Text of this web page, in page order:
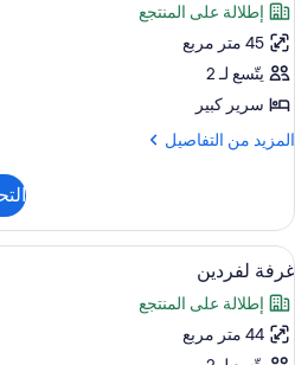
(Lake
Wakatipu
Suite)
صور
غرفة
-
سرير
كبير
لذوي
الاحتياجات
الخاصة
إطلالة على المنتجع
45 متر مربع
يتّسع لـ 2
سرير كبير
المزيد من التفاصيل
المزيد
غرفة
سرير
كبير
-
تجهيزات
لذوي
استعراض
جميع
صور
غرفة
4
غرفة لفردين
إطلالة على المنتجع
44 متر مربع